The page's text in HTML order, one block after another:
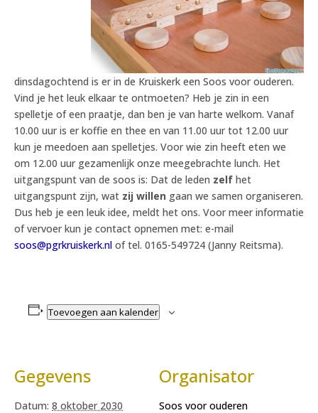
dinsdagochtend is er in de Kruiskerk een Soos voor ouderen.
Vind je het leuk elkaar te ontmoeten? Heb je zin in een
spelletje of een praatje, dan ben je van harte welkom. Vanaf
10.00 uur is er koffie en thee en van 11.00 uur tot 12.00 uur
kun je meedoen aan spelletjes. Voor wie zin heeft eten we
om 12.00 uur gezamenlijk onze meegebrachte lunch. Het
uitgangspunt van de soos is: Dat de leden zelf het
uitgangspunt zijn, wat zij willen gaan we samen organiseren.
Dus heb je een leuk idee, meldt het ons. Voor meer informatie
of vervoer kun je contact opnemen met: e-mail
soos@pgrkruiskerk.nl of tel. 0165-549724 (Janny Reitsma).
Toevoegen aan kalender
Gegevens
Datum: 8 oktober 2030
Organisator
Soos voor ouderen